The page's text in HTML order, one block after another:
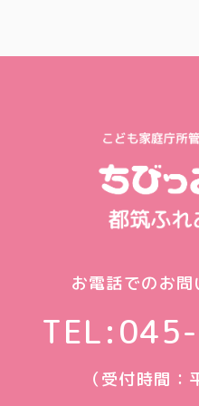
お電話でのお
TEL:
（受付時間：